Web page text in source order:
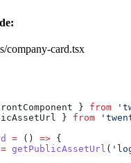
company-card.tsx
} from
} from
= () => {
= getPublicAssetUrl (